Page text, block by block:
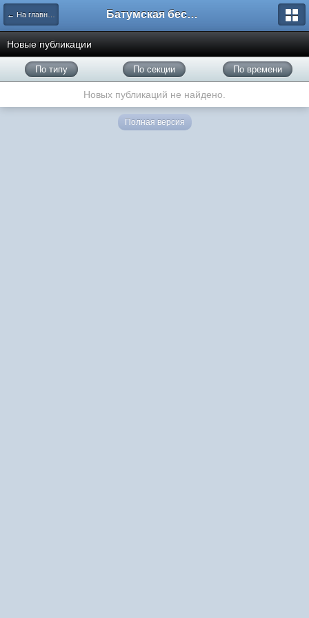
← На главную Батумская беседка
Новые публикации
По типу По секции По времени
Новых публикаций не найдено.
Полная версия